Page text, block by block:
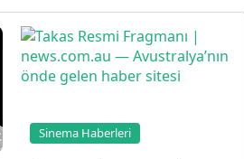
Sinema Haberleri